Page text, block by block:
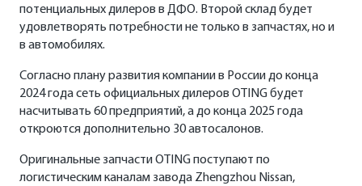
потенциальных дилеров в ДФО. Второй склад будет
удовлетворять потребности не только в запчастях, но и
в автомобилях.
Согласно плану развития компании в России до конца
2024 года сеть официальных дилеров OTING будет
насчитывать 60 предприятий, а до конца 2025 года
откроются дополнительно 30 автосалонов.
Оригинальные запчасти OTING поступают по
логистическим каналам завода Zhengzhou Nissan,